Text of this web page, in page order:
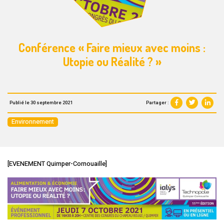
Conférence « Faire mieux avec moins :
Utopie ou Réalité ? »
Publié le 30 septembre 2021 Partager :
Environnement
[EVENEMENT Quimper-Cornouaille]